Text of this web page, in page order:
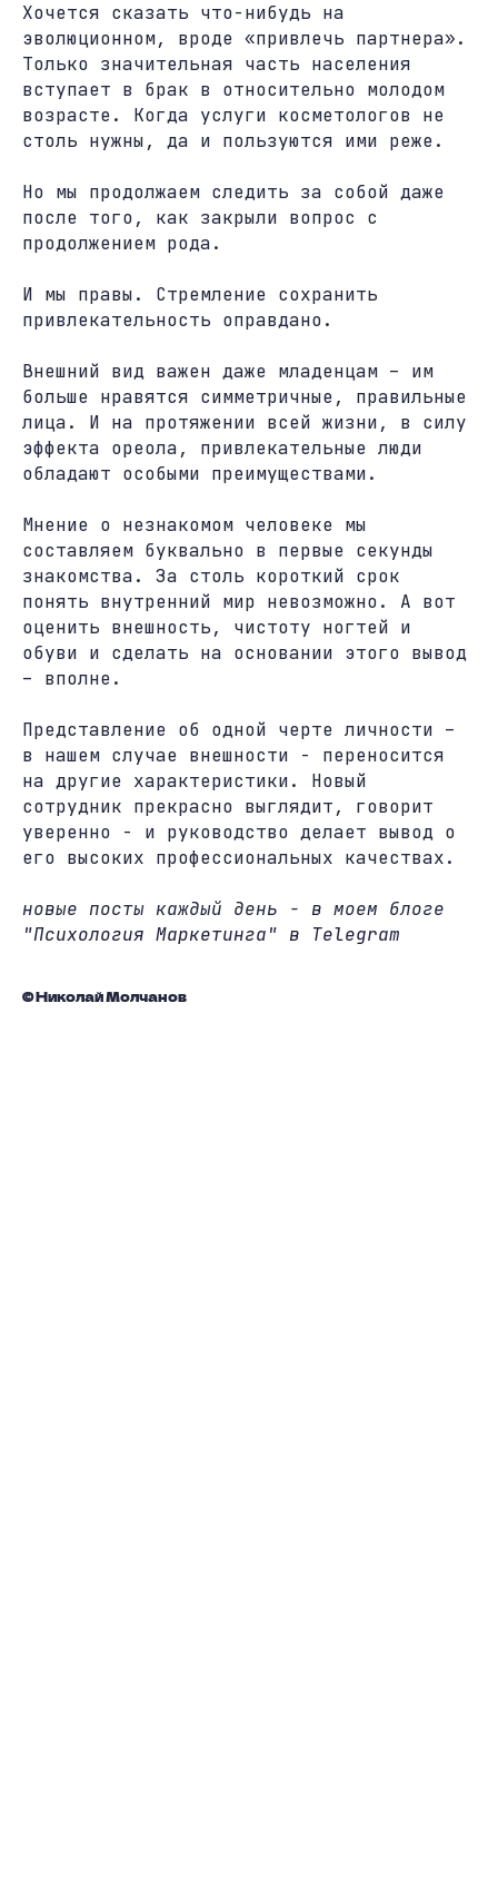
Хочется сказать что-нибудь на
эволюционном, вроде «привлечь партнера».
Только значительная часть населения
вступает в брак в относительно молодом
возрасте. Когда услуги косметологов не
столь нужны, да и пользуются ими реже.
Но мы продолжаем следить за собой даже
после того, как закрыли вопрос с
продолжением рода.
И мы правы. Стремление сохранить
привлекательность оправдано.
Внешний вид важен даже младенцам – им
больше нравятся симметричные, правильные
лица. И на протяжении всей жизни, в силу
эффекта ореола, привлекательные люди
обладают особыми преимуществами.
Мнение о незнакомом человеке мы
составляем буквально в первые секунды
знакомства. За столь короткий срок
понять внутренний мир невозможно. А вот
оценить внешность, чистоту ногтей и
обуви и сделать на основании этого вывод
– вполне.
Представление об одной черте личности –
в нашем случае внешности - переносится
на другие характеристики. Новый
сотрудник прекрасно выглядит, говорит
уверенно - и руководство делает вывод о
его высоких профессиональных качествах.
новые посты каждый день - в моем блоге
"Психология Маркетинга" в Telegram
© Николай Молчанов